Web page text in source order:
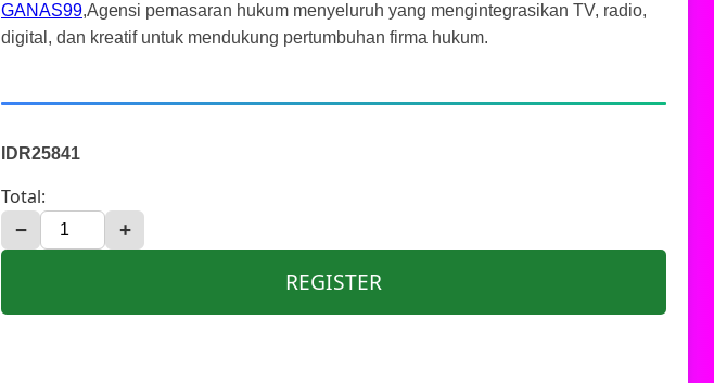
GANAS99,Agensi pemasaran hukum menyeluruh yang mengintegrasikan TV, radio,
digital, dan kreatif untuk mendukung pertumbuhan firma hukum.
IDR25841
Total:
− +
REGISTER